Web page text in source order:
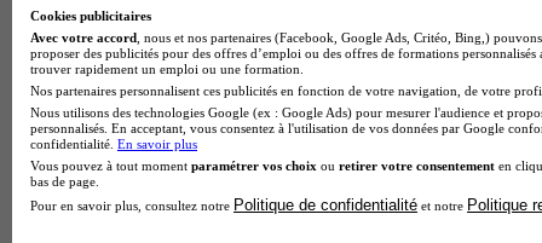
MSc Marketing Digital en alternance
BTS Gpme en alternance
Cap Electricien en alternance
BTS Gpn en alternance
BTS Domotique en alternance
BAC Pro Agora en alternance
BTS Sta en alternance
BTS Iris en alternance
BTS Tpl en alternance
BTS Ati en alternance
Cookies publicitaires
Avec votre accord , nous et nos partenaires (Facebook, Google Ads, Critéo, Bing,)
proposer des publicités pour des offres d’emploi ou des offres de formations
trouver rapidement un emploi ou une formation.
Nos partenaires personnalisent ces publicités en fonction de votre navigation, de votre
Nous utilisons des technologies Google (ex : Google Ads) pour mesurer l'audience et
personnalisés. En acceptant, vous consentez à l'utilisation de vos données par Google
confidentialité. En savoir plus
Vous pouvez à tout moment paramétrer vos choix ou retirer votre consentement en
bas de page.
Pour en savoir plus, consultez notre Politique de confidentialité et notre Politique